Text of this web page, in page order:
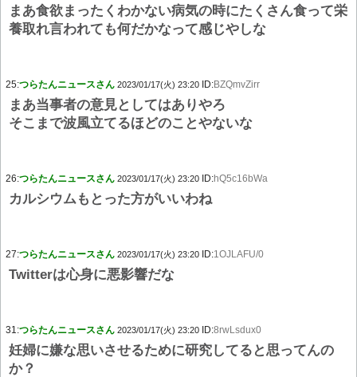
まあ食欲まったくわかない病気の時にたくさん食って栄
養取れ言われても何だかなって感じやしな
25:つらたんニュースさん 2023/01/17(火) 23:20 ID:BZQmvZirr
まあ当事者の意見としてはありやろ
そこまで波風立てるほどのことやないな
26:つらたんニュースさん 2023/01/17(火) 23:20 ID:hQ5c16bWa
カルシウムもとった方がいいわね
27:つらたんニュースさん 2023/01/17(火) 23:20 ID:1OJLAFU/0
Twitterは心身に悪影響だな
31:つらたんニュースさん 2023/01/17(火) 23:20 ID:8rwLsdux0
妊婦に嫌な思いさせるために研究してると思ってんの
か？